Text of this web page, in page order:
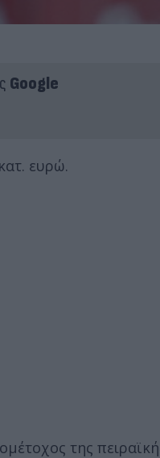
Google
ευρώ.
της